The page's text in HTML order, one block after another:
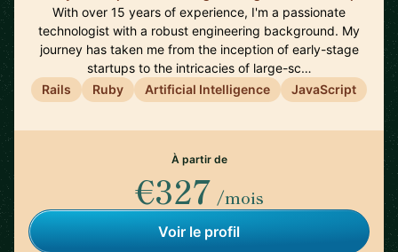
With over 15 years of experience, I'm a passionate
technologist with a robust engineering background. My
journey has taken me from the inception of early-stage
startups to the intricacies of large-sc…
Rails
Ruby Artificial Intelligence JavaScript
À partir de
€327 /mois
Voir le profil